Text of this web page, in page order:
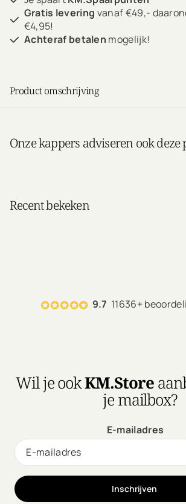
Gratis levering vanaf €49,-
€4,95!
Achteraf betalen mogelijk!
Product omschrijving
Onze kappers adviseren ook deze
Recent bekeken
9.7 11636+
Wil je ookKM.Store
je mailbox?
E-mailadres
Inschrijven